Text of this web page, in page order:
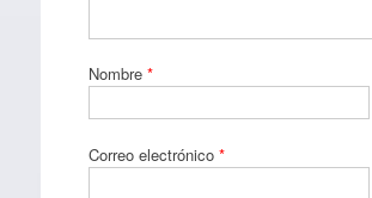
Nombre *
Correo electrónico *